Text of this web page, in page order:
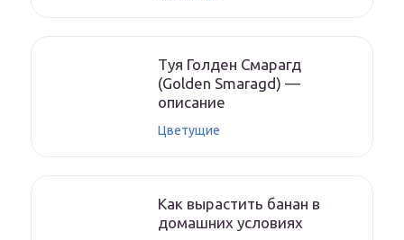
Туя Голден Смарагд
(Golden Smaragd) —
описание
Цветущие
Как вырастить банан в
домашних условиях